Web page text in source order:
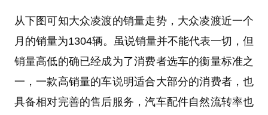
从下图可知大众凌渡的销量走势，大众凌渡近一个
月的销量为1304辆。虽说销量并不能代表一切，但
销量高低的确已经成为了消费者选车的衡量标准之
一，一款高销量的车说明适合大部分的消费者，也
具备相对完善的售后服务，汽车配件自然流转率也